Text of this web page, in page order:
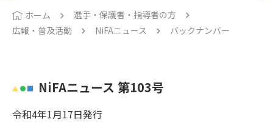
ホーム
選手・保護者・指導者の方
広報・普及活動
NiFAニュース バックナンバー
NiFAニュース 第103号
令和4年1月17日発行